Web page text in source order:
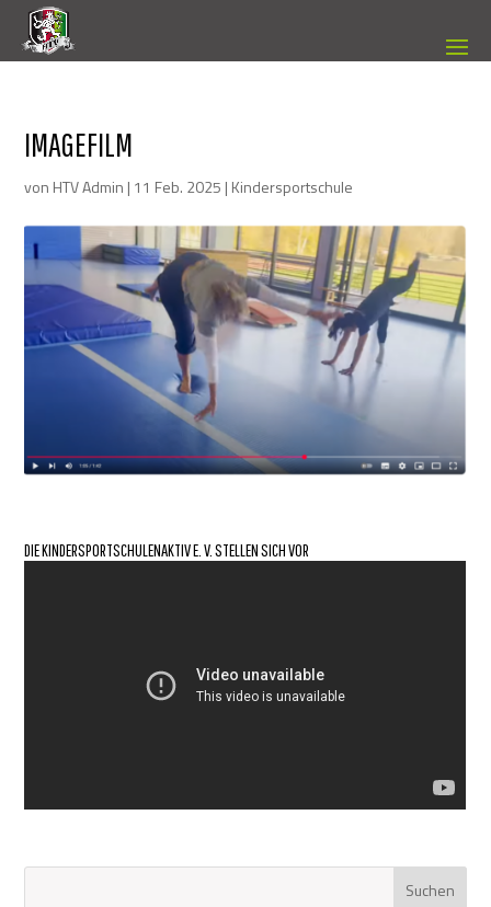
IMAGEFILM
von HTV Admin | 11 Feb. 2025 | Kindersportschule
DIE KINDERSPORTSCHULENAKTIV E. V. STELLEN SICH VOR